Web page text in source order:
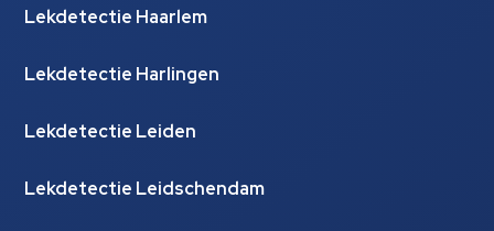
Lekdetectie Haarlem
Lekdetectie Harlingen
Lekdetectie Leiden
Lekdetectie Leidschendam